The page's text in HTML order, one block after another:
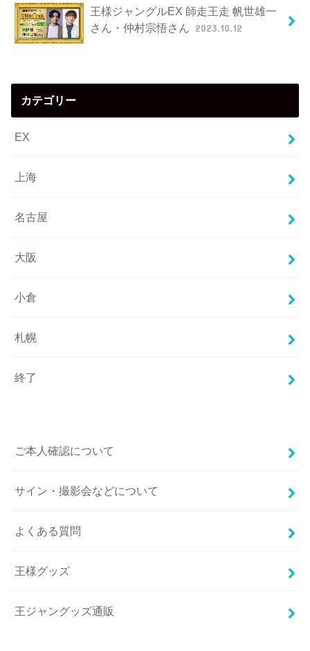
王様ジャングルEX 師走王走 帆世雄一
さん・仲村宗悟さん 2023.10.12
カテゴリー
EX
上海
名古屋
大阪
小倉
札幌
終了
ご本人確認について
サイン・撮影会などについて
よくある質問
王様グッズ
王ジャングッズ通販